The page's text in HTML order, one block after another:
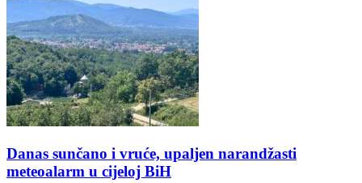
Danas sunčano i vruće, upaljen narandžasti
meteoalarm u cijeloj BiH